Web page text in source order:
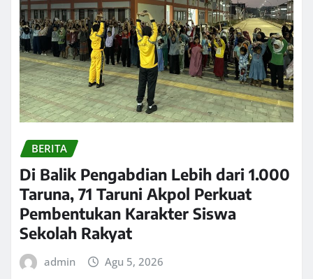
BERITA
Di Balik Pengabdian Lebih dari 1.000
Taruna, 71 Taruni Akpol Perkuat
Pembentukan Karakter Siswa
Sekolah Rakyat
admin Agu 5, 2026